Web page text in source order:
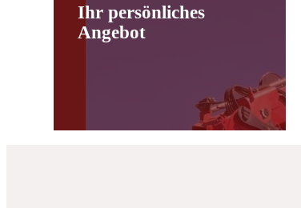
Ihr persönliches
Angebot